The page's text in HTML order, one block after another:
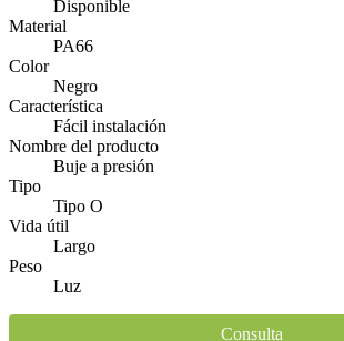
Disponible
Material
PA66
Color
Negro
Característica
Fácil instalación
Nombre del producto
Buje a presión
Tipo
Tipo O
Vida útil
Largo
Peso
Luz
Consulta